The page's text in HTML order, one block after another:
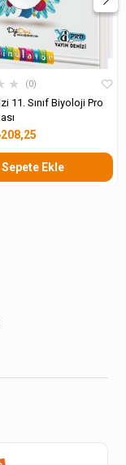
★ 0
11. Sınıf Biyoloji Pro
Sepete Ekle